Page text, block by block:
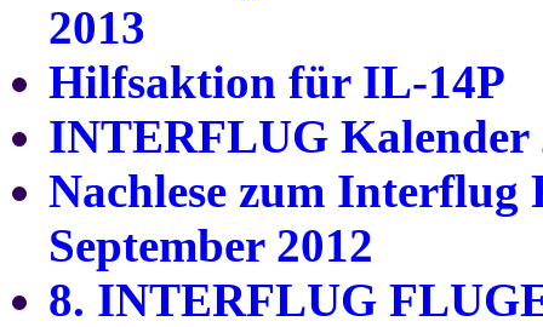
2013
Hilfsaktion für IL-14P
INTERFLUG Kalender
Nachlese zum Interflug
September 2012
8. INTERFLUG